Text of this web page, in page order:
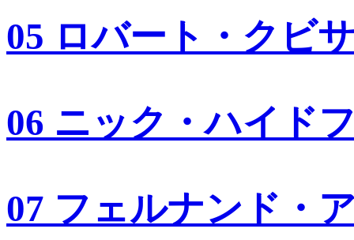
05 ロバート・クビ
06 ニック・ハイド
07 フェルナンド・